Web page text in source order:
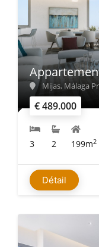
€ 489.000
Mijas, Málaga
3 2 199m2
Détail